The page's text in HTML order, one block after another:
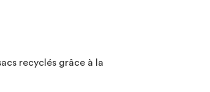
recyclés grâce à la